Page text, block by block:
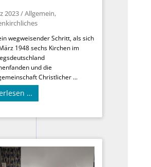
2023/Allgemein,
wegweisender Schritt, als sich
1948 sechs Kirchen im
und die
Christlicher ...
…